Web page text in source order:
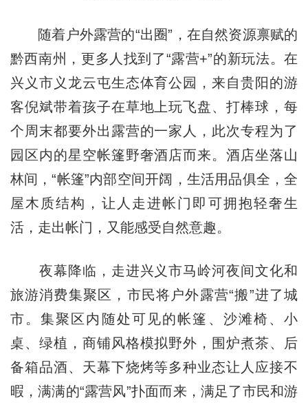
随着户外露营的“出圈”，在自然资源禀赋的
黔西南州，更多人找到了“露营+”的新玩法。在
兴义市义龙云屯生态体育公园，来自贵阳的游
客倪斌带着孩子在草地上玩飞盘、打棒球，每
个周末都要外出露营的一家人，此次专程为了
园区内的星空帐篷野奢酒店而来。酒店坐落山
林间，“帐篷”内部空间开阔，生活用品俱全，全
屋木质结构，让人走进帐门即可拥抱轻奢生
活，走出帐门，又能感受自然意趣。
夜幕降临，走进兴义市马岭河夜间文化和
旅游消费集聚区，市民将户外露营“搬”进了城
市。集聚区内随处可见的帐篷、沙滩椅、小
桌、绿植，商铺风格模拟野外，围炉煮茶、后
备箱品酒、天幕下烧烤等多种业态让人应接不
暇，满满的“露营风”扑面而来，满足了市民和游